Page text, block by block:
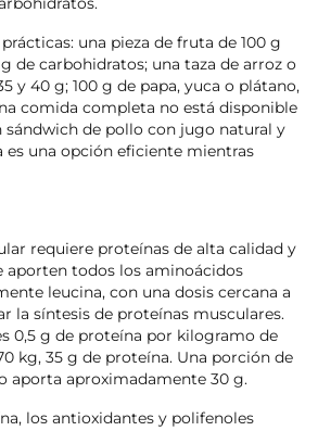
una pieza de fruta de 100 g
de carbohidratos; una taza de arroz o
y 40 g; 100 g de papa, yuca o plátano,
comida completa no está disponible
de pollo con jugo natural y
es una opción eficiente mientras
requiere proteínas de alta calidad y
aporten todos los aminoácidos
leucina, con una dosis cercana a
la síntesis de proteínas musculares.
0,5 g de proteína por kilogramo de
kg, 35 g de proteína. Una porción de
aporta aproximadamente 30 g.
los antioxidantes y polifenoles